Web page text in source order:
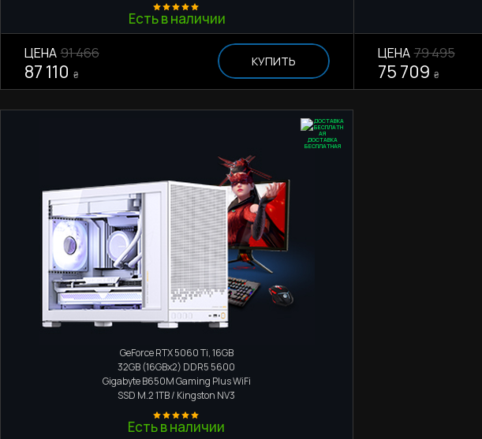
Есть в наличии
ЦЕНА 91 466
87 110 ₴
КУПИТЬ ЦЕНА 79 495
75 709 ₴
ДОСТАВКА
БЕСПЛАТНАЯ
Компактний ПК
GeForce RTX 5060 Ti, 16GB
32GB (16GBx2) DDR5 5600
Gigabyte B650M Gaming Plus WiFi
SSD M.21TB / Kingston NV3
Есть в наличии